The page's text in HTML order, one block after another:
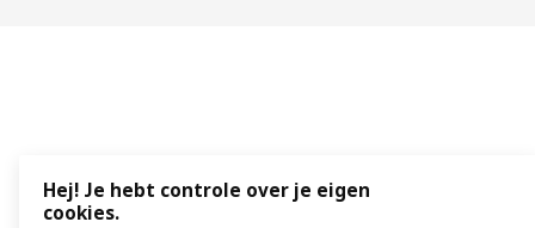
Hej! Je hebt controle over je eigen
cookies.